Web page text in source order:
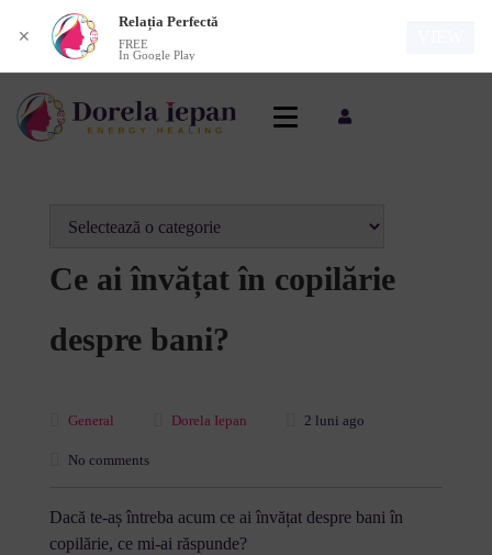
Ce ai învățat în copilărie
despre bani?
General Dorela Iepan 2 luni ago
No comments
Dacă te-aș întreba acum ce ai învățat despre bani în
copilărie, ce mi-ai răspunde?
✕
Relația Perfectă
FREE
In Google Play